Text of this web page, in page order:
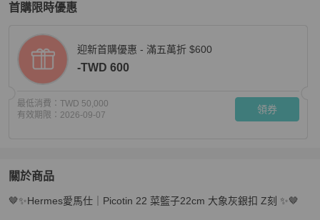
首購限時優惠
迎新首購優惠 - 滿五萬折 $600
-TWD 600
最低消費： TWD 50,000
有效期限： 2026-09-07 領券
關於商品
關於Hermes愛馬仕｜Picotin 22 菜籃子22cm 大象灰銀扣 Z刻
🤎✨Hermes愛馬仕｜Picotin 22 菜籃子22cm 大象灰銀扣 Z刻 ✨🤎